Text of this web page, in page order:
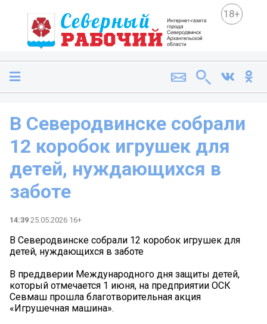
18+
В Северодвинске собрали
12 коробок игрушек для
детей, нуждающихся в
заботе
14:39 25.05.2026 16+
В Северодвинске собрали 12 коробок игрушек для
детей, нуждающихся в заботе
В преддверии Международного дня защиты детей,
который отмечается 1 июня, на предприятии ОСК
Севмаш прошла благотворительная акция
«Игрушечная машина».